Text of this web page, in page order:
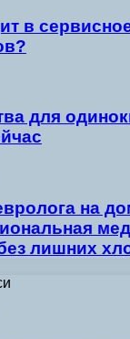
в
для
на
лишних